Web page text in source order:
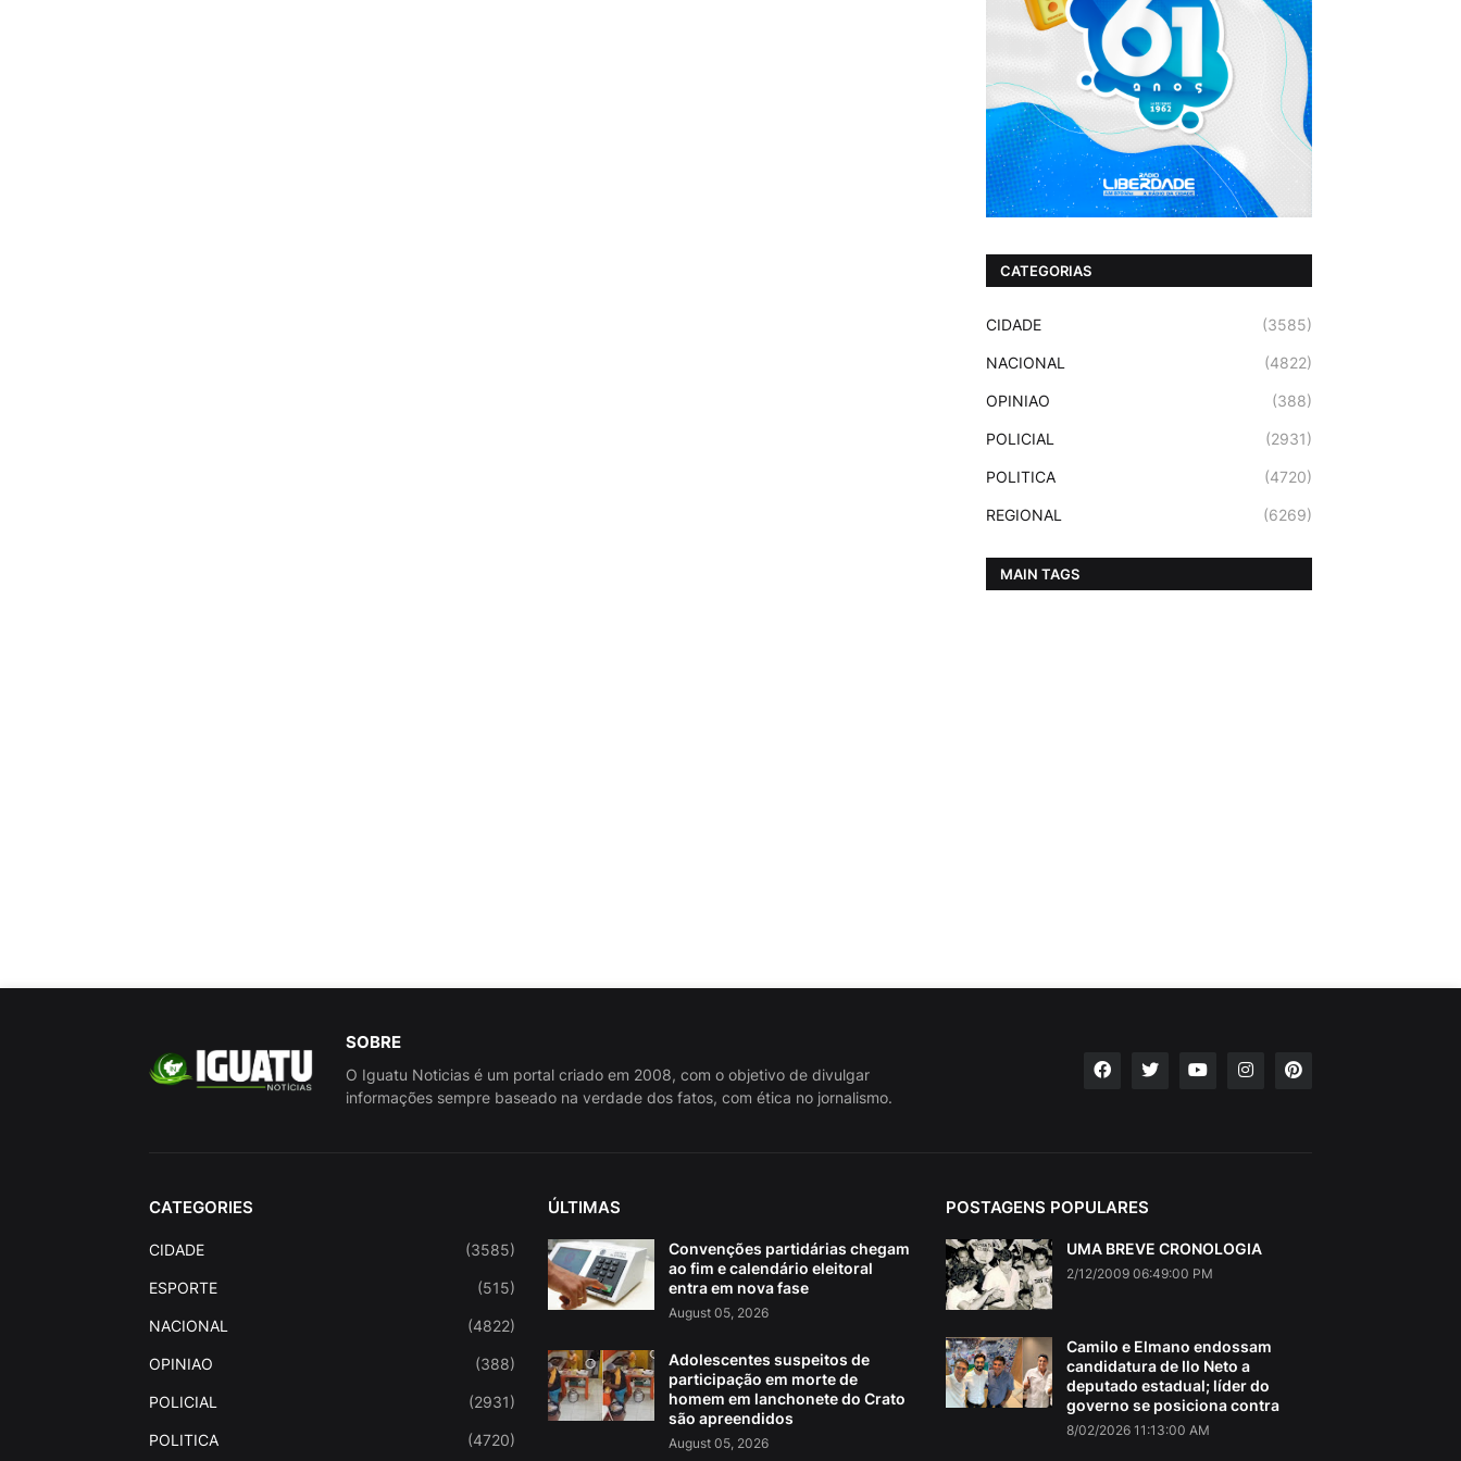
CATEGORIAS
CIDADE (3585)
NACIONAL (4822)
OPINIAO (388)
POLICIAL (2931)
POLITICA (4720)
REGIONAL (6269)
MAIN TAGS
SOBRE
O Iguatu Noticias é um portal criado em 2008, com o objetivo de divulgar
informações sempre baseado na verdade dos fatos, com ética no jornalismo.
CATEGORIES
CIDADE (3585)
ESPORTE (515)
NACIONAL (4822)
OPINIAO (388)
POLICIAL (2931)
POLITICA (4720)
ÚLTIMAS
Convenções partidárias chegam
ao fim e calendário eleitoral
entra em nova fase
August 05, 2026
Adolescentes suspeitos de
participação em morte de
homem em lanchonete do Crato
são apreendidos
August 05, 2026
POSTAGENS POPULARES
UMA BREVE CRONOLOGIA
2/12/2009 06:49:00 PM
Camilo e Elmano endossam
candidatura de Ilo Neto a
deputado estadual; líder do
governo se posiciona contra
8/02/2026 11:13:00 AM